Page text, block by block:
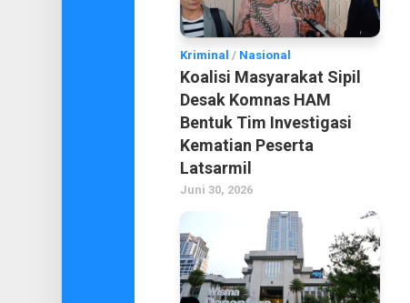
Kriminal / Nasional
Koalisi Masyarakat Sipil
Desak Komnas HAM
Bentuk Tim Investigasi
Kematian Peserta
Latsarmil
Juni 30, 2026